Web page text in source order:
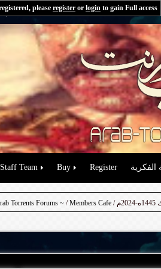
please register or login to gain Full access
|via Question
Staff Team Buy Register الفكرية
Torrents Forums ~ /Members Cafe